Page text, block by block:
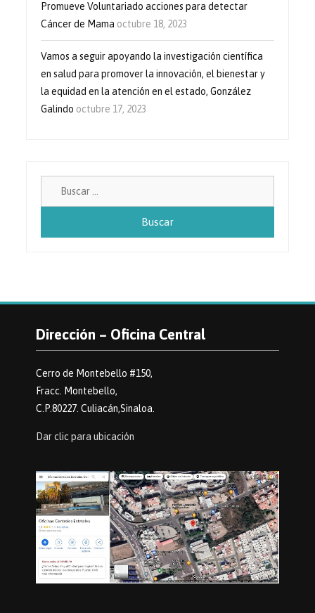
Promueve Voluntariado acciones para detectar
Cáncer de Mama octubre 18, 2023
Vamos a seguir apoyando la investigación científica
en salud para promover la innovación, el bienestar y
la equidad en la atención en el estado, González
Galindo octubre 17, 2023
Dirección – Oficina Central
Cerro de Montebello #150,
Fracc. Montebello,
C.P.80227. Culiacán,Sinaloa.
Dar clic para ubicación